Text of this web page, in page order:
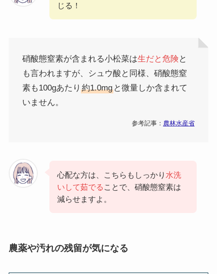
じる！
硝酸態窒素が含まれる小松菜は生だと危険 と
も言われますが、シュウ酸と同様、硝酸態窒
素も100gあたり約1.0mg と微量しか含まれて
いません。
参考記事： 農林水産省
心配な方は、こちらもしっかり 水洗
いして茹でる ことで、硝酸態窒素は
減らせますよ。
農薬や汚れの残留が気になる